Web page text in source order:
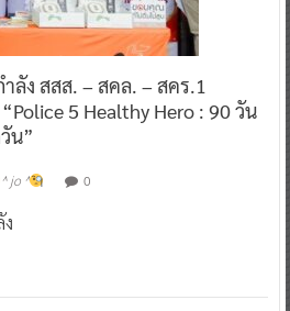
ลัง สสส. – สคล. – สคร.1
5 Healthy Hero : 90 วัน
น”
^ jo ^ 0